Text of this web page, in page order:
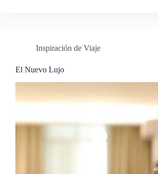
Inspiración de Viaje
El Nuevo Lujo